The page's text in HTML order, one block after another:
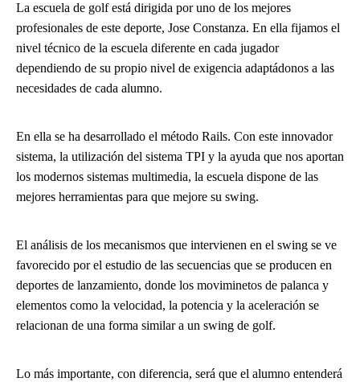
La escuela de golf está dirigida por uno de los mejores
profesionales de este deporte, Jose Constanza. En ella fijamos el
nivel técnico de la escuela diferente en cada jugador
dependiendo de su propio nivel de exigencia adaptádonos a las
necesidades de cada alumno.
En ella se ha desarrollado el método Rails. Con este innovador
sistema, la utilización del sistema TPI y la ayuda que nos aportan
los modernos sistemas multimedia, la escuela dispone de las
mejores herramientas para que mejore su swing.
El análisis de los mecanismos que intervienen en el swing se ve
favorecido por el estudio de las secuencias que se producen en
deportes de lanzamiento, donde los moviminetos de palanca y
elementos como la velocidad, la potencia y la aceleración se
relacionan de una forma similar a un swing de golf.
Lo más importante, con diferencia, será que el alumno entenderá